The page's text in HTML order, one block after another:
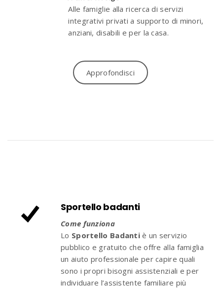
Alle famiglie alla ricerca di servizi
integrativi privati a supporto di minori,
anziani, disabili e per la casa.
Approfondisci
Sportello badanti
Come funziona
Lo Sportello Badanti è un servizio
pubblico e gratuito che offre alla famiglia
un aiuto professionale per capire quali
sono i propri bisogni assistenziali e per
individuare l’assistente familiare più